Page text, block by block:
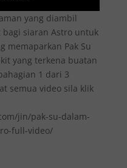
yang diambil
siaran Astro untuk
memaparkan Pak Su
yang terkena buatan
1 dari 3
semua video sila klik
jin/pak-su-dalam-
full-video/